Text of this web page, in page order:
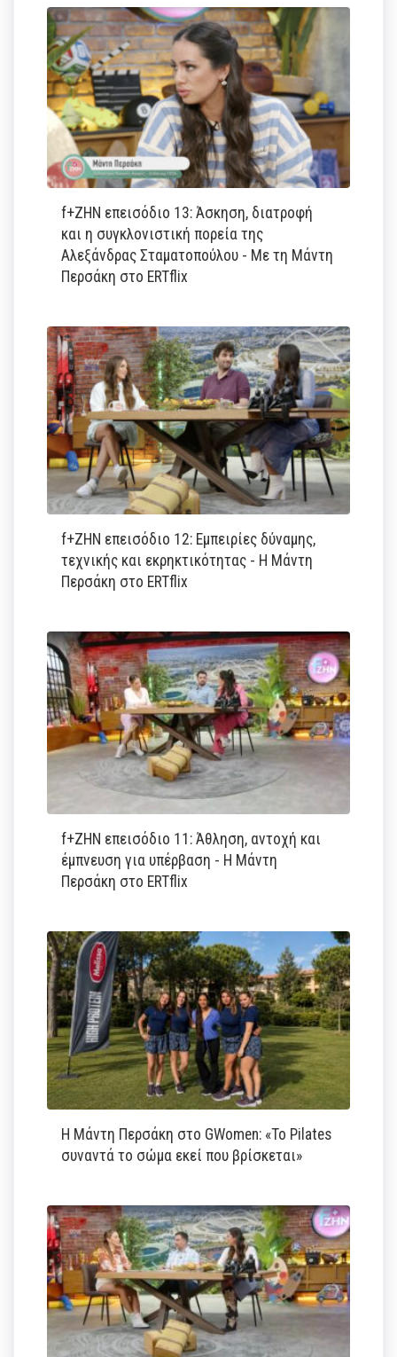
f+ΖΗΝ επεισόδιο 13: Άσκηση, διατροφή
και η συγκλονιστική πορεία της
Αλεξάνδρας Σταματοπούλου - Με τη Μάντη
Περσάκη στο ERTflix
f+ΖΗΝ επεισόδιο 12: Εμπειρίες δύναμης,
τεχνικής και εκρηκτικότητας - Η Μάντη
Περσάκη στο ERTflix
f+ΖΗΝ επεισόδιο 11: Άθληση, αντοχή και
έμπνευση για υπέρβαση - Η Μάντη
Περσάκη στο ERTflix
Η Μάντη Περσάκη στο GWomen: «Το Pilates
συναντά το σώμα εκεί που βρίσκεται»